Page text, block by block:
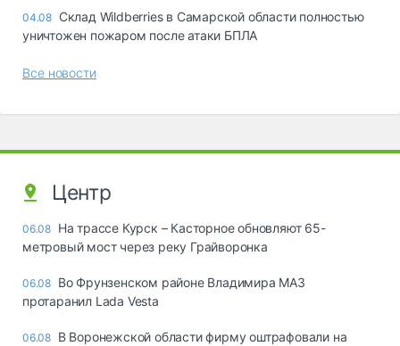
04.08 Склад Wildberries в Самарской области полностью
уничтожен пожаром после атаки БПЛА
Все новости
Центр
06.08 На трассе Курск – Касторное обновляют 65-
метровый мост через реку Грайворонка
06.08 Во Фрунзенском районе Владимира МАЗ
протаранил Lada Vesta
06.08 В Воронежской области фирму оштрафовали на